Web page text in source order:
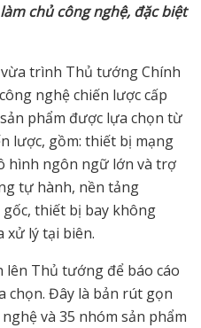
chủcông nghệ, đặc biệt
vừa trình Thủ tướng Chính
nghệ chiến lược cấp
phẩm được lựa chọn từ
lược, gồm: thiết bị mạng
hình ngôn ngữ lớn và trợ
tự hành, nền tảng
thiết bị bay không
xử lý tại biên.
lên Thủ tướng để báo cáo
chọn. Đây là bản rút gọn
và 35 nhóm sản phẩm